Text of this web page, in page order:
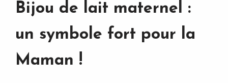
Bijou de lait maternel :
un symbole fort pour la
Maman !